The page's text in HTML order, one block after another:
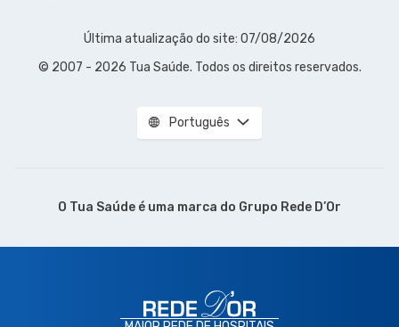
Última atualização do site: 07/08/2026
© 2007 - 2026 Tua Saúde. Todos os direitos reservados.
Português
O Tua Saúde é uma marca do Grupo Rede D’Or